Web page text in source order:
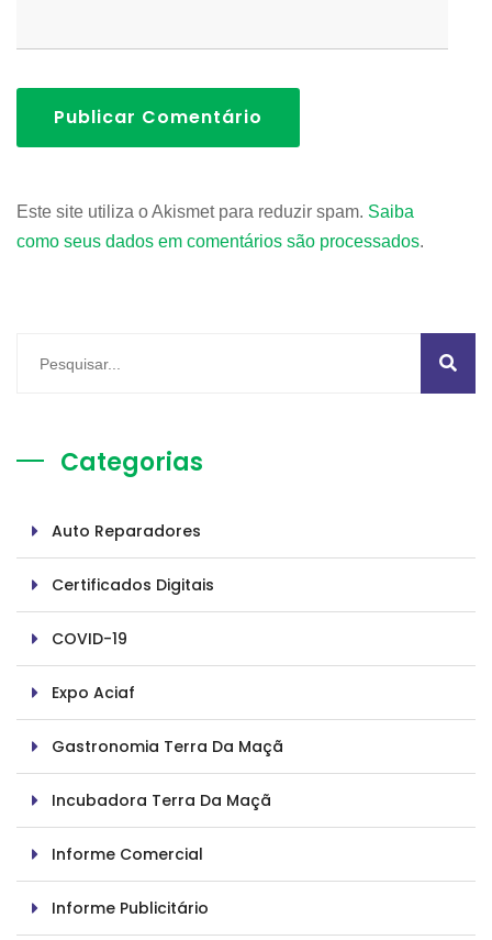
Publicar Comentário
Este site utiliza o Akismet para reduzir spam. Saiba
como seus dados em comentários são processados.
Categorias
Auto Reparadores
Certificados Digitais
COVID-19
Expo Aciaf
Gastronomia Terra Da Maçã
Incubadora Terra Da Maçã
Informe Comercial
Informe Publicitário